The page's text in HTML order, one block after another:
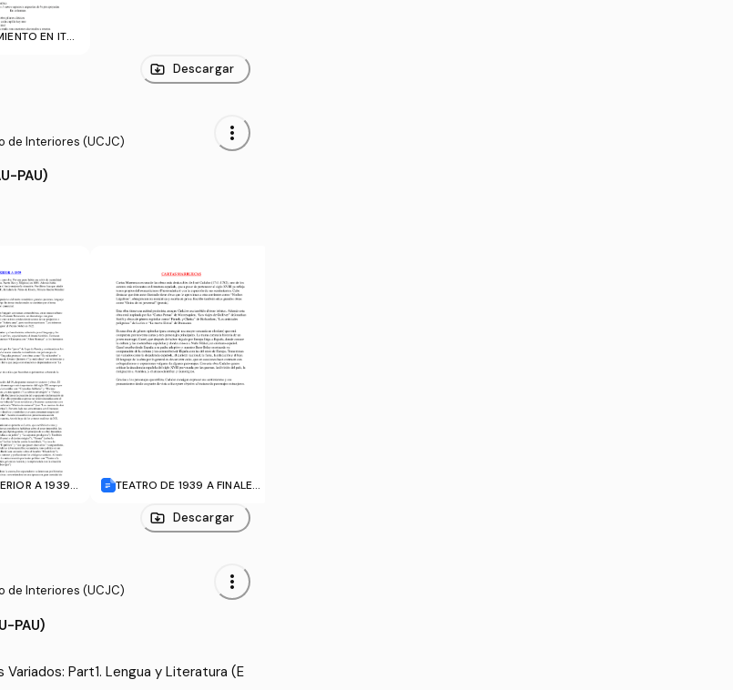
EN ITAL
Descargar
de Interiores (UCJC) more_vert
PAU)
A 1939.
TEATRO DE 1939 A FINALES
Descargar
de Interiores (UCJC) more_vert
PAU)
Part1. Lengua y Literatura (E